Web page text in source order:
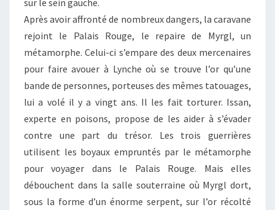
sur le sein gauche.
Après avoir affronté de nombreux dangers, la caravane
rejoint le Palais Rouge, le repaire de Myrgl, un
métamorphe. Celui-ci s’empare des deux mercenaires
pour faire avouer à Lynche où se trouve l’or qu’une
bande de personnes, porteuses des mêmes tatouages,
lui a volé il y a vingt ans. Il les fait torturer. Issan,
experte en poisons, propose de les aider à s’évader
contre une part du trésor. Les trois guerrières
utilisent les boyaux empruntés par le métamorphe
pour voyager dans le Palais Rouge. Mais elles
débouchent dans la salle souterraine où Myrgl dort,
sous la forme d’un énorme serpent, sur l’or récolté